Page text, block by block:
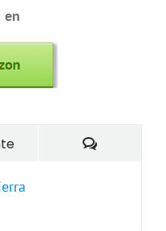
en